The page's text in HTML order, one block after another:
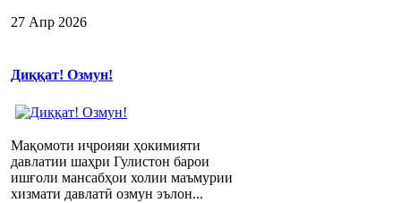
27 Апр 2026
Диққат! Озмун!
Мақомоти иҷроияи ҳокимияти
давлатии шаҳри Гулистон барои
ишғоли мансабҳои холии маъмурии
хизмати давлатӣ озмун эълон...